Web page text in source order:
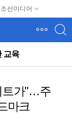
조선미디어
교육
트가"…주
마크